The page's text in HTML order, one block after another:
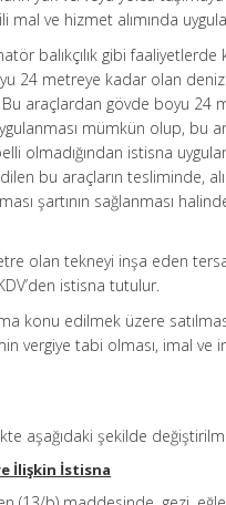
mal ve hizmet alımında
balıkçılık gibi faaliyetlerde
24 metreye kadar olan deniz
araçlardan gövde boyu 24
mümkün olup, bu
olmadığından istisna
bu araçların tesliminde,
şartının sağlanması
olan tekneyi inşa eden
istisna tutulur.
konu edilmek üzere
vergiye tabi olması, imal ve
aşağıdaki şekilde
İlişkin İstisna